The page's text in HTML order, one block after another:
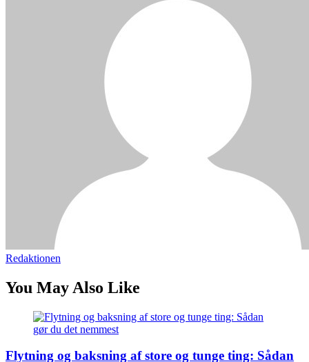
Redaktionen
You May Also Like
Flytning og baksning af store og tunge ting: Sådan